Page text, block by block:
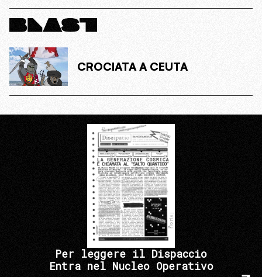
CROCIATA A CEUTA
Per leggere il Dispaccio
Entra nel Nucleo Operativo